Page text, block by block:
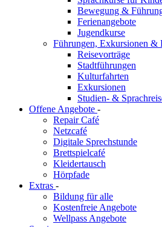
Bewegung &
Ferienangebote
Jugendkurse
Führungen, Exkursionen &
Reisevorträge
Stadtführungen
Kulturfahrten
Exkursionen
Studien- &
Offene Angebote -
Repair Café
Netzcafé
Digitale Sprechstunde
Brettspielcafé
Kleidertausch
Hörpfade
Extras -
Bildung für alle
Kostenfreie Angebote
Wellpass Angebote